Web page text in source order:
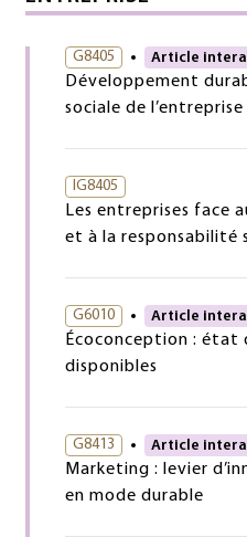
G8405 Article
Développement
sociale de l’entreprise
IG8405
Les entreprises face
et à la responsabilité
G6010 Article
Écoconception : état
disponibles
G8413 Article
Marketing : levier
en mode durable